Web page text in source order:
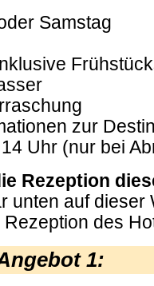
Samstag
zur
Uhr (nur bei
Rezeption
unten auf dieser
des
1: